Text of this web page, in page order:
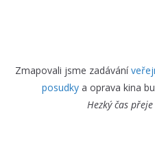
Zmapovali jsme zadávání
posudky a oprava kina
Hezký čas přeje